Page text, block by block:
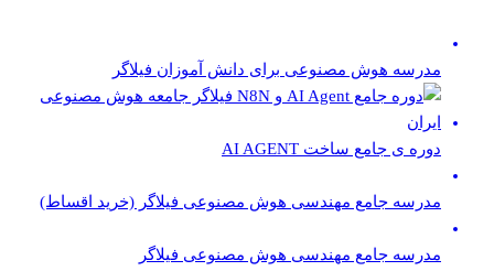
مدرسه هوش مصنوعی برای دانش آموزان فیلاگر
دوره ی جامع ساخت AI AGENT
مدرسه جامع مهندسی هوش مصنوعی فیلاگر (خرید اقساط)
مدرسه جامع مهندسی هوش مصنوعی فیلاگر